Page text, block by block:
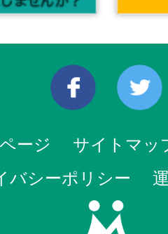
ージ
サイトマッ
バシーポリシー